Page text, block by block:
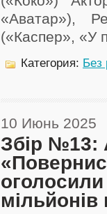
«Аватар»),
(«Каспер», «У
Категория: Без
10 Июнь 2025
Збір №13:
мільйонів